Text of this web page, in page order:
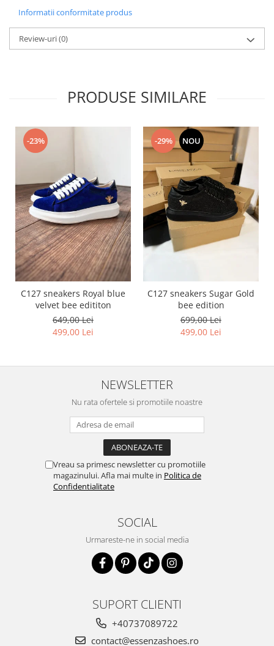
Informatii conformitate produs
Review-uri(0)
PRODUSE SIMILARE
-23%
C127 sneakers Royal blue
velvet bee edititon
649,00 Lei
499,00 Lei
-29% NOU
C127 sneakers Sugar Gold
bee edition
699,00 Lei
499,00 Lei
NEWSLETTER
Nu rata ofertele si promotiile noastre
Vreau sa primesc newsletter cu promotiile
magazinului. Afla mai multe in Politica de
Confidentialitate
SOCIAL
Urmareste-ne in social media
SUPORT CLIENTI
+40737089722
contact@essenzashoes.ro